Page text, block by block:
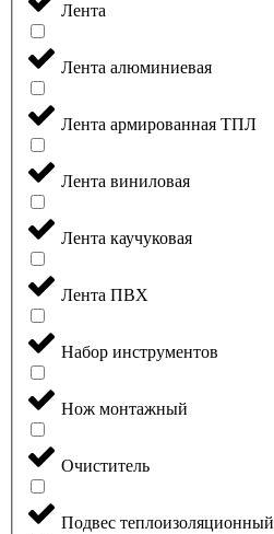
Лента
Лента алюминиевая
Лента армированная ТПЛ
Лента виниловая
Лента каучуковая
Лента ПВХ
Набор инструментов
Нож монтажный
Очиститель
Подвес теплоизоляционный